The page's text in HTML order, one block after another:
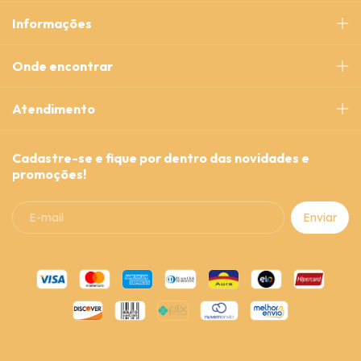
Informações
Onde encontrar
Atendimento
Cadastre-se e fique por dentro das novidades e
promoções!